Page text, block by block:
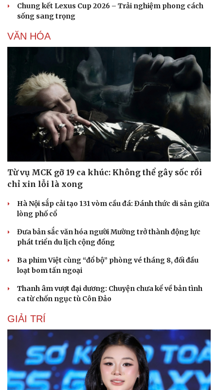
Du lịch
Tư vấn
Săn Tour
Podcast
Câu chuyện thời sự
Đọc truyện đêm khuya
Chung kết Lexus Cup 2026 – Trải nghiệm phong cách
sống sang trọng
VĂN HÓA
Từ vụ MCK gỡ 19 ca khúc: Không thể gây sốc rồi
chỉ xin lỗi là xong
Hà Nội sắp cải tạo 131 vòm cầu đá: Đánh thức di sản giữa
lòng phố cổ
Đưa bản sắc văn hóa người Mường trở thành động lực
phát triển du lịch cộng đồng
Ba phim Việt cùng “đổ bộ” phòng vé tháng 8, đối đầu
loạt bom tấn ngoại
Thanh âm vượt đại dương: Chuyện chưa kể về bản tình
ca từ chốn ngục tù Côn Đảo
GIẢI TRÍ